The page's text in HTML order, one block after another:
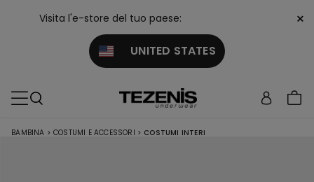
Visita l'e-store del tuo paese:
UNITED STATES
×
BAMBINA > COSTUMI E ACCESSORI > COSTUMI INTERI